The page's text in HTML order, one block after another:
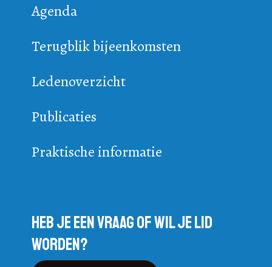
Agenda
Terugblik bijeenkomsten
Ledenoverzicht
Publicaties
Praktische informatie
Heb je een vraag of wil je lid
worden?